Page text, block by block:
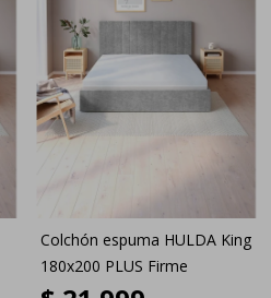
Colchón espuma HULDA King
180x200 PLUS Firme